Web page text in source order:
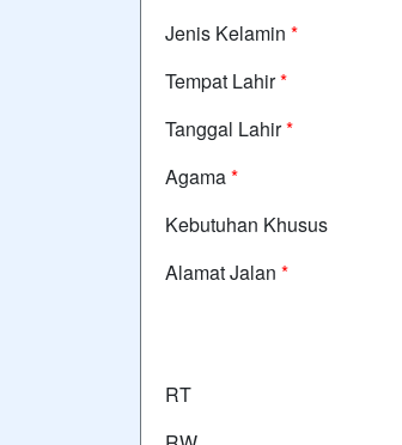
Jenis Kelamin *
Tempat Lahir*
Tanggal Lahir*
Agama*
Kebutuhan Khusus
Alamat Jalan *
RT